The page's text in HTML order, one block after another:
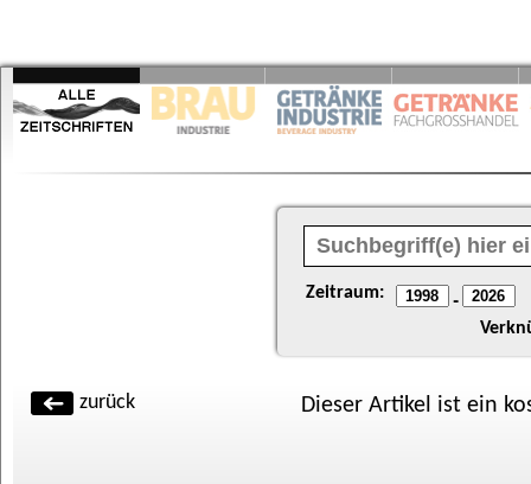
Zeitraum: -
zurück Dieser Artikel ist ein